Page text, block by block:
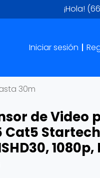
¡Hola!
Iniciar sesión
30m
de Video
Cat5 Startech